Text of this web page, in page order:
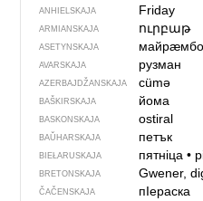
ANHIELSKAJA Friday
ARMIANSKAJA ուրբաթ
ASETYNSKAJA
AVARSKAJA рузман
AZERBAJDŽAN­SKAJA cümə
BAŠKIRSKAJA йома
BASKONSKAJA ostiral
BAŬHARSKAJA петък
BIEŁARUSKAJA пятніца•
BRETONSKAJA Gwener,
ČAČENSKAJA пIераска